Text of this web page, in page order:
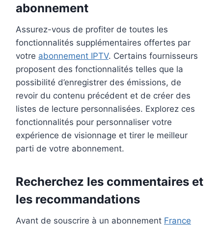
abonnement
Assurez-vous de profiter de toutes les
fonctionnalités supplémentaires offertes par
votre abonnement IPTV. Certains fournisseurs
proposent des fonctionnalités telles que la
possibilité d’enregistrer des émissions, de
revoir du contenu précédent et de créer des
listes de lecture personnalisées. Explorez ces
fonctionnalités pour personnaliser votre
expérience de visionnage et tirer le meilleur
parti de votre abonnement.
Recherchez les commentaires et
les recommandations
Avant de souscrire à un abonnement France